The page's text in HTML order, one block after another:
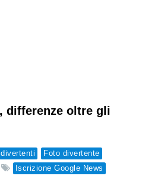
differenze oltre gli
Foto divertente
Iscrizione Google News